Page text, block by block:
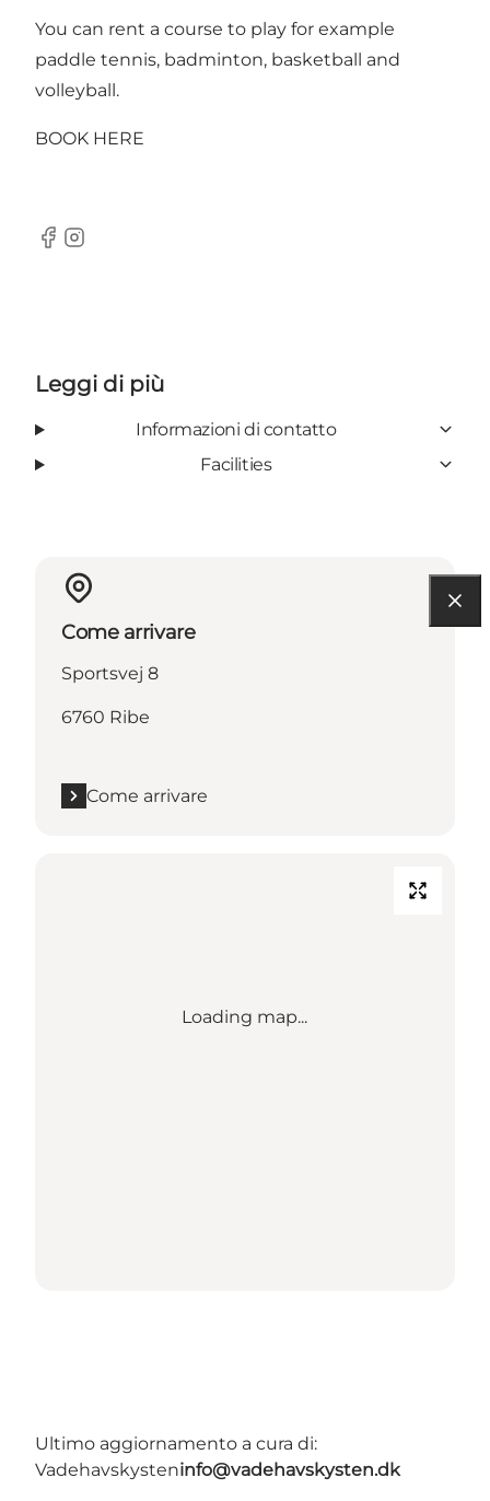
You can rent a course to play for example
paddle tennis, badminton, basketball and
volleyball.
BOOK HERE
Facebook
Instagram
Leggi di più
Informazioni di contatto
Facilities
Come arrivare
Sportsvej 8
6760 Ribe
Come arrivare
Loading map...
Ultimo aggiornamento a cura di:
Vadehavskysteninfo@vadehavskysten.dk